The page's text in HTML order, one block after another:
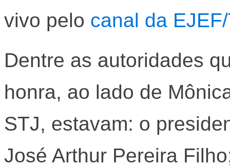
vivo pelo canal da
Dentre as autoridades
honra, ao lado de
STJ, estavam: o
José Arthur Pereira